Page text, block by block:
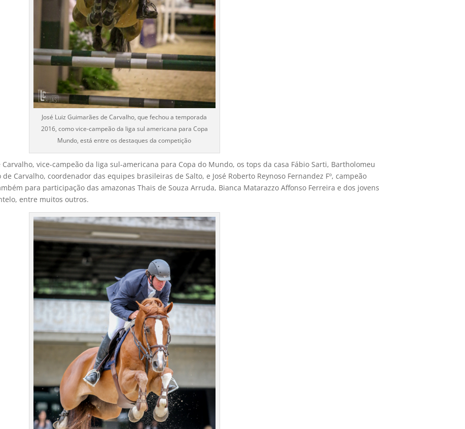
José Luiz Guimarães de Carvalho, que fechou a temporada
2016, como vice-campeão da liga sul americana para Copa
Mundo, está entre os destaques da competição
Carvalho, vice-campeão da liga sul-americana para Copa do Mundo, os tops da casa Fábio Sarti, Bartholomeu
Carvalho, coordenador das equipes brasileiras de Salto, e José Roberto Reynoso Fernandez Fº, campeão
para participação das amazonas Thais de Souza Arruda, Bianca Matarazzo Affonso Ferreira e dos jovens
entre muitos outros.